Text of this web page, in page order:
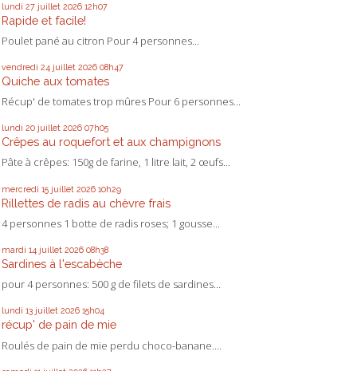
lundi 27 juillet 2026 12h07
Rapide et facile!
Poulet pané au citron Pour 4 personnes...
vendredi 24 juillet 2026 08h47
Quiche aux tomates
Récup' de tomates trop mûres Pour 6 personnes...
lundi 20 juillet 2026 07h05
Crêpes au roquefort et aux champignons
Pâte à crêpes: 150g de farine, 1 litre lait, 2 œufs...
mercredi 15 juillet 2026 10h29
Rillettes de radis au chèvre frais
4 personnes 1 botte de radis roses; 1 gousse...
mardi 14 juillet 2026 08h38
Sardines à l'escabèche
pour 4 personnes: 500 g de filets de sardines...
lundi 13 juillet 2026 15h04
récup' de pain de mie
Roulés de pain de mie perdu choco-banane....